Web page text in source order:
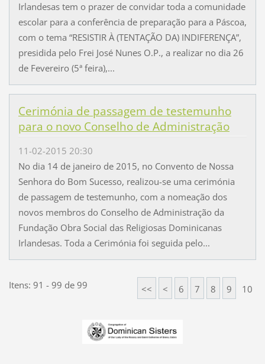
Irlandesas tem o prazer de convidar toda a comunidade
escolar para a conferência de preparação para a Páscoa,
com o tema “RESISTIR À (TENTAÇÃO DA) INDIFERENÇA”,
presidida pelo Frei José Nunes O.P., a realizar no dia 26
de Fevereiro (5ª feira),...
Cerimónia de passagem de testemunho
para o novo Conselho de Administração
11-02-2015 20:30
No dia 14 de janeiro de 2015, no Convento de Nossa
Senhora do Bom Sucesso, realizou-se uma cerimónia
de passagem de testemunho, com a nomeação dos
novos membros do Conselho de Administração da
Fundação Obra Social das Religiosas Dominicanas
Irlandesas. Toda a Cerimónia foi seguida pelo...
Itens: 91 - 99 de 99 << < 6 7 8 9 10